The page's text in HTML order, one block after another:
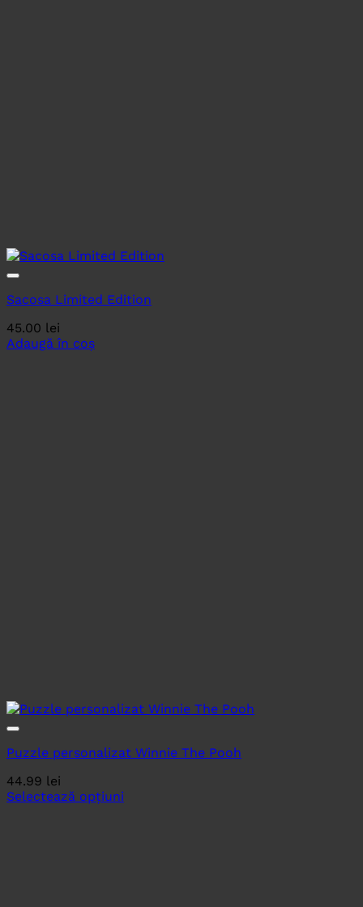
Sacosa Limited Edition
45.00 lei
Adaugă în coș
Puzzle personalizat Winnie The Pooh
44.99 lei
Selectează opțiuni